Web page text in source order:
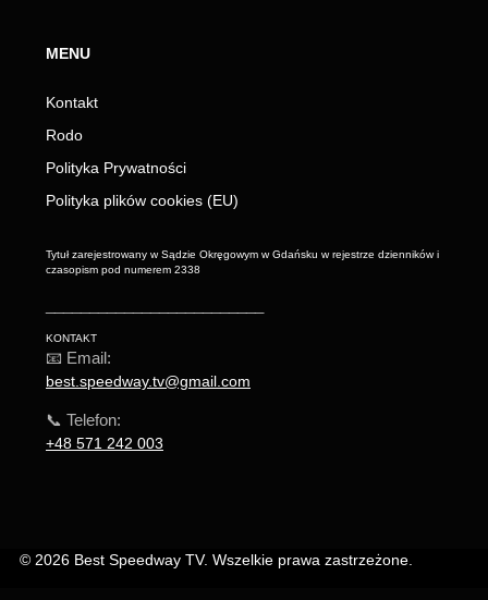
MENU
Kontakt
Rodo
Polityka Prywatności
Polityka plików cookies (EU)
Tytuł zarejestrowany w Sądzie Okręgowym w Gdańsku w rejestrze dzienników i
czasopism pod numerem 2338
KONTAKT
📧 Email:
best.speedway.tv@gmail.com
📞 Telefon:
+48 571 242 003
© 2026 Best Speedway TV. Wszelkie prawa zastrzeżone.